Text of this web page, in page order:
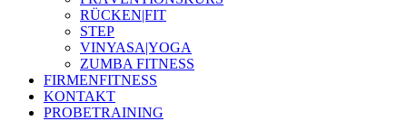
RÜCKEN|FIT
STEP
VINYASA|YOGA
ZUMBA FITNESS
FIRMENFITNESS
KONTAKT
PROBETRAINING